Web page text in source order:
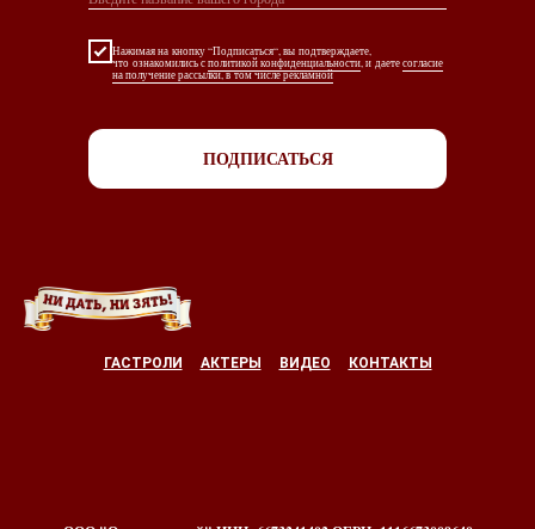
Нажимая на кнопку “Подписаться“, вы подтверждаете,
что ознакомились сполитикой конфиденциальности, и даетесогласие
на получение рассылки, в том числе рекламной
ПОДПИСАТЬСЯ
ГАСТРОЛИ АКТЕРЫ ВИДЕО КОНТАКТЫ